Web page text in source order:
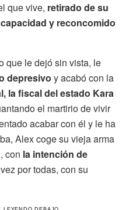
que vive, retirado de su
y reconcomido
que le dejó sin vista, le
depresivo y acabó con la
la fiscal del estado Kara
el martirio de vivir
acabar con él y le ha
Alex coge su vieja arma
con la intención de
por todas, con su